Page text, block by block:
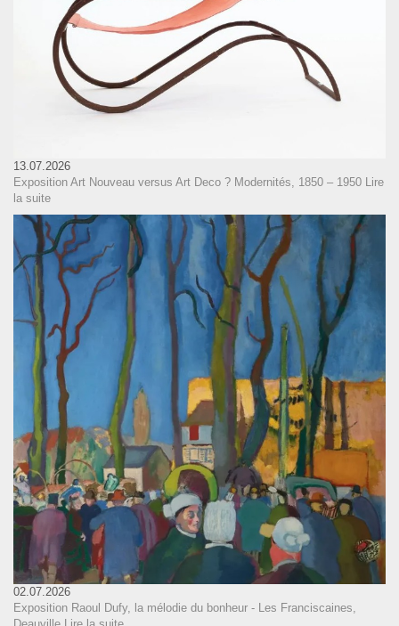
13.07.2026
Exposition Art Nouveau versus Art Deco ? Modernités, 1850 – 1950
Lire
la suite
02.07.2026
Exposition Raoul Dufy, la mélodie du bonheur - Les Franciscaines,